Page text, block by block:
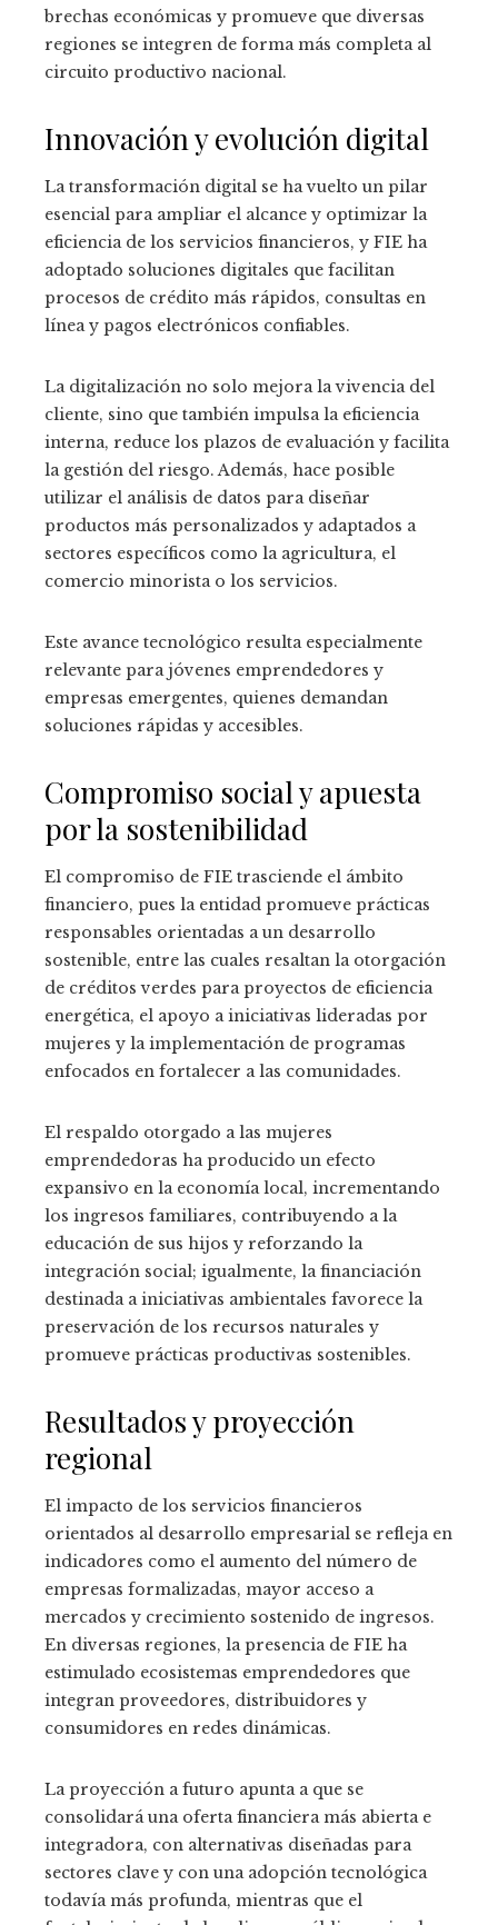
brechas económicas y promueve que diversas
regiones se integren de forma más completa al
circuito productivo nacional.
Innovación y evolución digital
La transformación digital se ha vuelto un pilar
esencial para ampliar el alcance y optimizar la
eficiencia de los servicios financieros, y FIE ha
adoptado soluciones digitales que facilitan
procesos de crédito más rápidos, consultas en
línea y pagos electrónicos confiables.
La digitalización no solo mejora la vivencia del
cliente, sino que también impulsa la eficiencia
interna, reduce los plazos de evaluación y facilita
la gestión del riesgo. Además, hace posible
utilizar el análisis de datos para diseñar
productos más personalizados y adaptados a
sectores específicos como la agricultura, el
comercio minorista o los servicios.
Este avance tecnológico resulta especialmente
relevante para jóvenes emprendedores y
empresas emergentes, quienes demandan
soluciones rápidas y accesibles.
Compromiso social y apuesta
por la sostenibilidad
El compromiso de FIE trasciende el ámbito
financiero, pues la entidad promueve prácticas
responsables orientadas a un desarrollo
sostenible, entre las cuales resaltan la otorgación
de créditos verdes para proyectos de eficiencia
energética, el apoyo a iniciativas lideradas por
mujeres y la implementación de programas
enfocados en fortalecer a las comunidades.
El respaldo otorgado a las mujeres
emprendedoras ha producido un efecto
expansivo en la economía local, incrementando
los ingresos familiares, contribuyendo a la
educación de sus hijos y reforzando la
integración social; igualmente, la financiación
destinada a iniciativas ambientales favorece la
preservación de los recursos naturales y
promueve prácticas productivas sostenibles.
Resultados y proyección
regional
El impacto de los servicios financieros
orientados al desarrollo empresarial se refleja en
indicadores como el aumento del número de
empresas formalizadas, mayor acceso a
mercados y crecimiento sostenido de ingresos.
En diversas regiones, la presencia de FIE ha
estimulado ecosistemas emprendedores que
integran proveedores, distribuidores y
consumidores en redes dinámicas.
La proyección a futuro apunta a que se
consolidará una oferta financiera más abierta e
integradora, con alternativas diseñadas para
sectores clave y con una adopción tecnológica
todavía más profunda, mientras que el